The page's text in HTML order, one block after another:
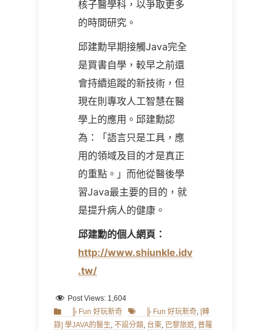
核子醫學科，以爭取更多
的時間研究。
邱建勳早期接觸Java完全
是買書自學，較早之前還
會持續追蹤的新技術，但
現在則專攻人工智慧在醫
學上的應用。邱建勳認
為：「語言只是工具，應
用的領域及目的才是真正
的重點。」而他從醫後學
習Java最主要的目的，就
是提升病人的健康。
邱建勳的個人網頁：
http://www.shiunkle.idv
.tw/
Post Views: 1,604
Categories
╠ Fun 好玩新奇 Tags ╠ Fun 好玩新奇, [轉
錄] 學JAVA的醫生, 不設分類, 台東, 巴黎旅遊, 普羅